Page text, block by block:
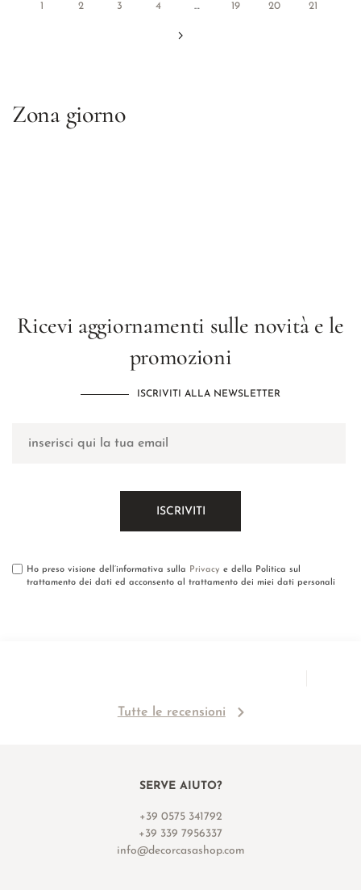
Zona giorno
1 2 3 4 … 19 20 21
Ricevi aggiornamenti sulle novità e le
promozioni
ISCRIVITI ALLA NEWSLETTER
Ho preso visione dell’informativa sulla Privacy e della Politica sul
trattamento dei dati ed acconsento al trattamento dei miei dati personali
Tutte le recensioni
SERVE AIUTO?
+39 0575 341792
+39 339 7956337
info@decorcasashop.com